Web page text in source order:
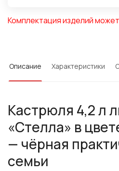
Комплектация изделий
Описание Характеристики
Кастрюля 4,2 л
«Стелла» в
— чёрная
семьи